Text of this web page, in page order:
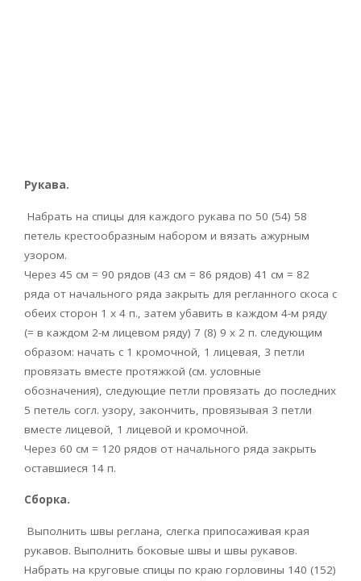
Рукава.
Набрать на спицы для каждого рукава по 50 (54) 58
петель крестообразным набором и вязать ажурным
узором.
Через 45 см = 90 рядов (43 см = 86 рядов) 41 см = 82
ряда от начального ряда закрыть для регланного скоса с
обеих сторон 1 x 4 п., затем убавить в каждом 4-м ряду
(= в каждом 2-м лицевом ряду) 7 (8) 9 x 2 п. следующим
образом: начать с 1 кромочной, 1 лицевая, 3 петли
провязать вместе протяжкой (см. условные
обозначения), следующие петли провязать до последних
5 петель согл. узору, закончить, провязывая 3 петли
вместе лицевой, 1 лицевой и кромочной.
Через 60 см = 120 рядов от начального ряда закрыть
оставшиеся 14 п.
Сборка.
Выполнить швы реглана, слегка припосаживая края
рукавов. Выполнить боковые швы и швы рукавов.
Набрать на круговые спицы по краю горловины 140 (152)